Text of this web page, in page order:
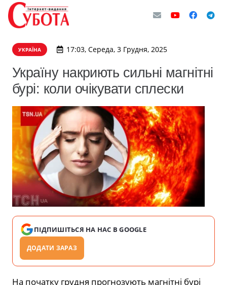
УКРАЇНА 17:03, Середа, 3 Грудня, 2025
Україну накриють сильні магнітні
бурі: коли очікувати сплески
ПІДПИШІТЬСЯ НА НАС В GOOGLE
ДОДАТИ ЗАРАЗ
На початку грудня прогнозують магнітні бурі